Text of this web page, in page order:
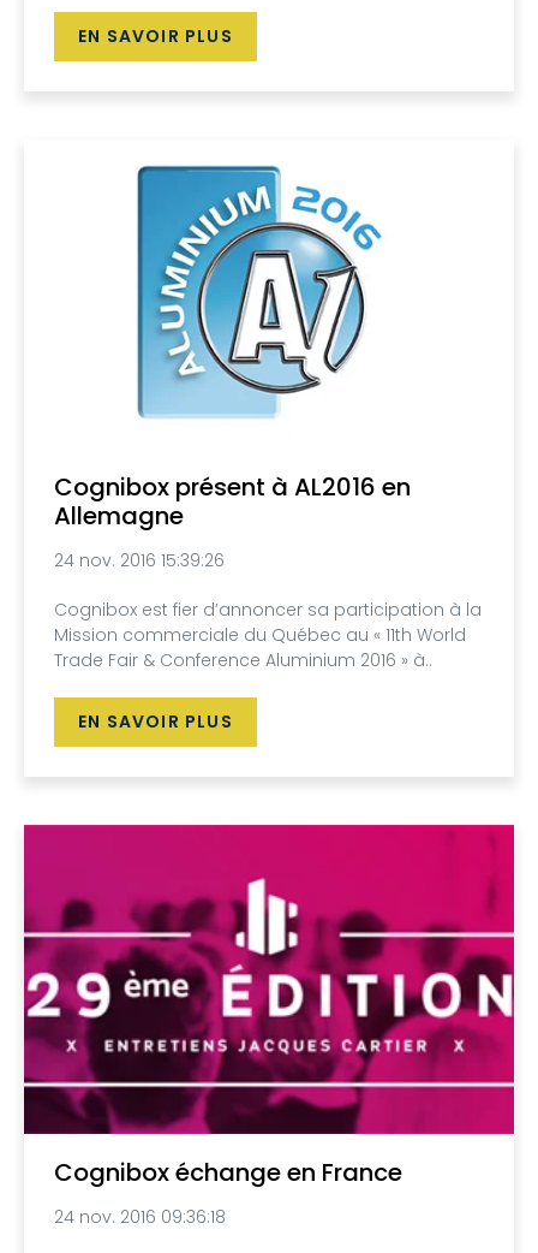
EN SAVOIR PLUS
Cognibox présent à AL2016 en
Allemagne
24 nov. 2016 15:39:26
Cognibox est fier d’annoncer sa participation à la
Mission commerciale du Québec au « 11th World
Trade Fair & Conference Aluminium 2016 » à..
EN SAVOIR PLUS
Cognibox échange en France
24 nov. 2016 09:36:18